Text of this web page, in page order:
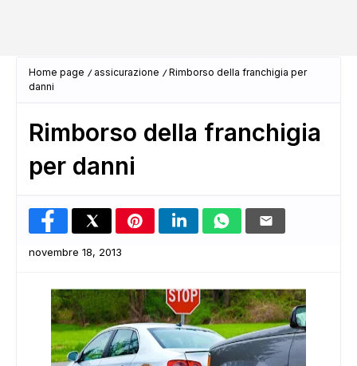
Home page assicurazione
Rimborso della franchigia per
danni
Rimborso della franchigia
per danni
novembre 18, 2013